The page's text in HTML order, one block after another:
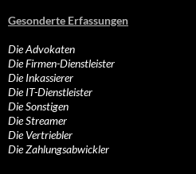
Gesonderte Erfassungen
Die Advokaten
Die Firmen-Dienstleister
Die Inkassierer
Die IT-Dienstleister
Die Sonstigen
Die Streamer
Die Vertriebler
Die Zahlungsabwickler